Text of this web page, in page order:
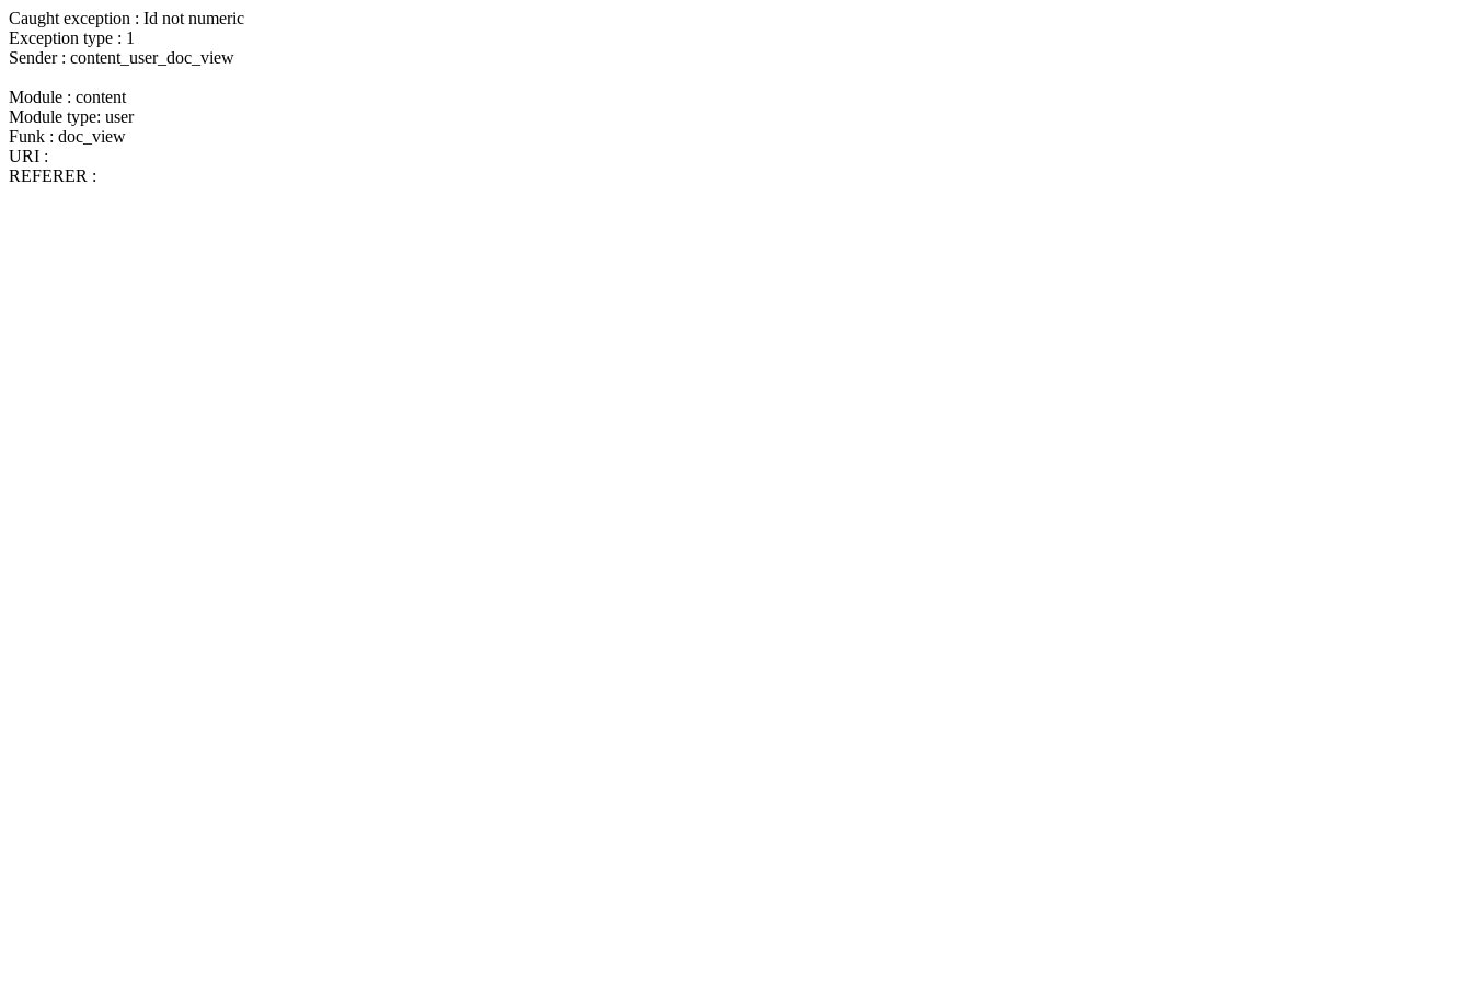
Caught exception : Id not numeric
Exception type : 1
Sender : content_user_doc_view
Module : content
Module type: user
Funk : doc_view
URI :
REFERER :